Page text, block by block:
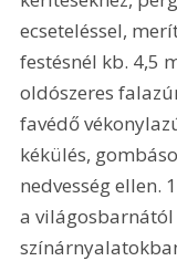
ecseteléssel,
festésnél kb. 4,5
oldószeres
favédő
kékülés,
nedvesség ellen.
a